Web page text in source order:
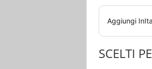
Aggiungi
SCELTI